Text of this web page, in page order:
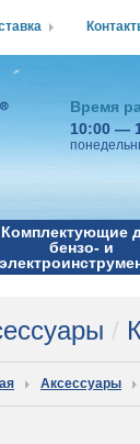
Время
10:00 —
Комплектующие
бензо- и
/
Аксессуары